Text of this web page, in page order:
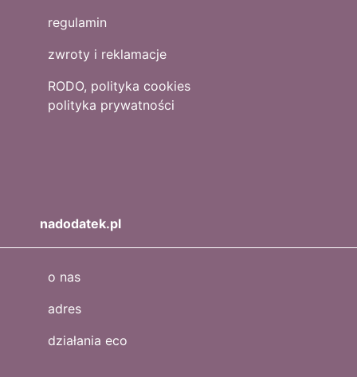
regulamin
zwroty i reklamacje
RODO, polityka cookies
polityka prywatności
nadodatek.pl
o nas
adres
działania eco